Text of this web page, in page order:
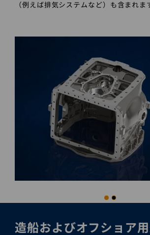
（例えば排気システムなど）も含まれま
造船およびオフショア